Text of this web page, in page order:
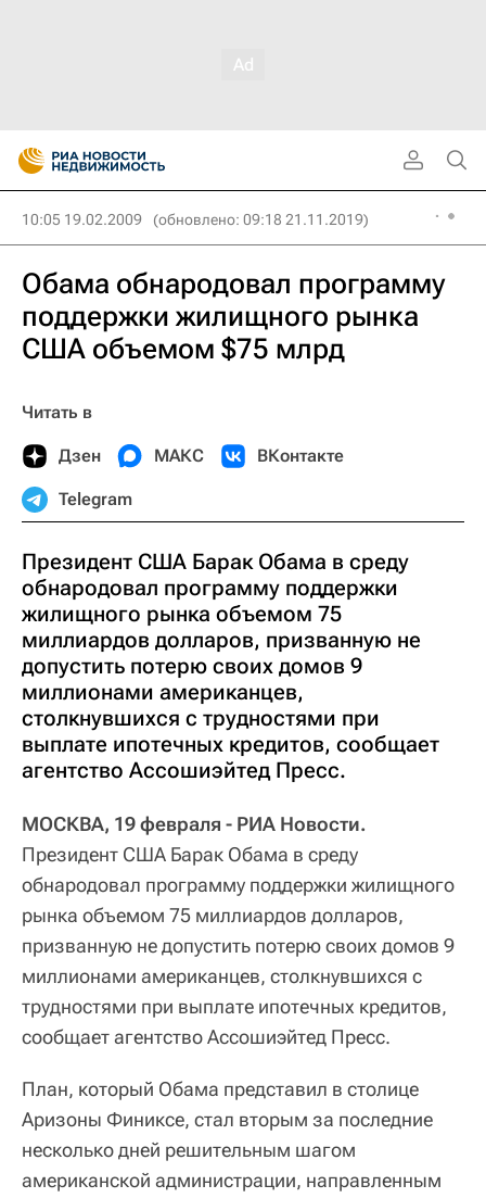
10:05 19.02.2009 (обновлено: 09:18 21.11.2019)
Обама обнародовал программу
поддержки жилищного рынка
США объемом $75 млрд
Читать в
Дзен МАКС ВКонтакте
Telegram
Президент США Барак Обама в среду
обнародовал программу поддержки
жилищного рынка объемом 75
миллиардов долларов, призванную не
допустить потерю своих домов 9
миллионами американцев,
столкнувшихся с трудностями при
выплате ипотечных кредитов, сообщает
агентство Ассошиэйтед Пресс.
МОСКВА, 19 февраля - РИА Новости.
Президент США Барак Обама в среду
обнародовал программу поддержки жилищного
рынка объемом 75 миллиардов долларов,
призванную не допустить потерю своих домов 9
миллионами американцев, столкнувшихся с
трудностями при выплате ипотечных кредитов,
сообщает агентство Ассошиэйтед Пресс.
План, который Обама представил в столице
Аризоны Финиксе, стал вторым за последние
несколько дней решительным шагом
американской администрации, направленным